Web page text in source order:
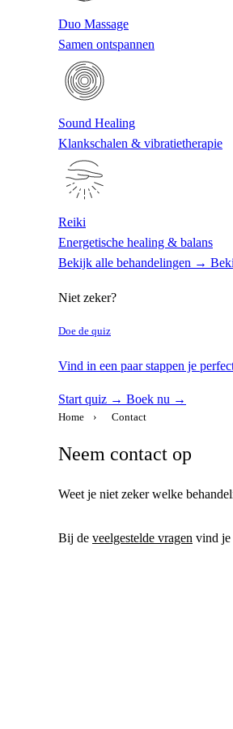
Duo Massage
Samen ontspannen
Sound Healing
Klankschalen & vibratietherapie
Reiki
Energetische healing & balans
Bekijk alle behandelingen →
Niet zeker?
Doe de quiz
Vind in een paar stappen je
Start quiz → Boek nu →
Home › Contact
Neem contact op
Weet je niet zeker welke
Bij de veelgestelde vragen vind je